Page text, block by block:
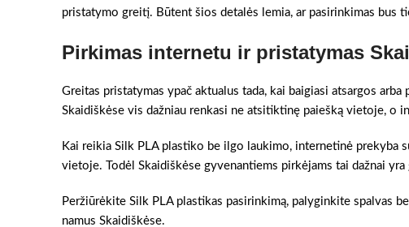
pristatymo greitį. Būtent šios detalės lemia, ar pasirinkimas bus
Pirkimas internetu ir pristatymas
Greitas pristatymas ypač aktualus tada, kai baigiasi atsargos
Skaidiškėse vis dažniau renkasi ne atsitiktinę paiešką vietoje, o
Kai reikia Silk PLA plastiko be ilgo laukimo, internetinė
vietoje. Todėl Skaidiškėse gyvenantiems pirkėjams tai dažnai
Peržiūrėkite Silk PLA plastikas pasirinkimą, palyginkite spalvas
namus Skaidiškėse.